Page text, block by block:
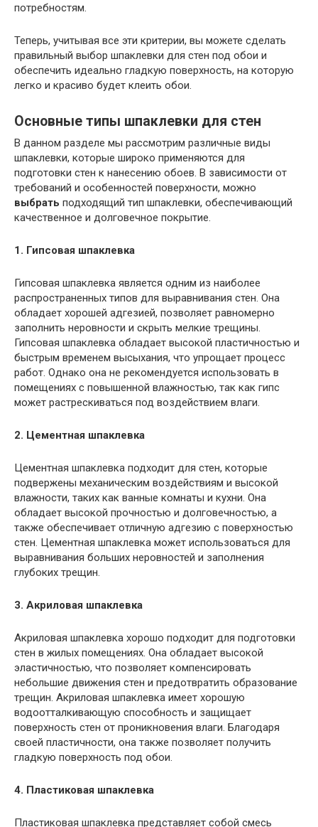
потребностям.
Теперь, учитывая все эти критерии, вы можете сделать
правильный выбор шпаклевки для стен под обои и
обеспечить идеально гладкую поверхность, на которую
легко и красиво будет клеить обои.
Основные типы шпаклевки для стен
В данном разделе мы рассмотрим различные виды
шпаклевки, которые широко применяются для
подготовки стен к нанесению обоев. В зависимости от
требований и особенностей поверхности, можно
выбрать подходящий тип шпаклевки, обеспечивающий
качественное и долговечное покрытие.
1. Гипсовая шпаклевка
Гипсовая шпаклевка является одним из наиболее
распространенных типов для выравнивания стен. Она
обладает хорошей адгезией, позволяет равномерно
заполнить неровности и скрыть мелкие трещины.
Гипсовая шпаклевка обладает высокой пластичностью и
быстрым временем высыхания, что упрощает процесс
работ. Однако она не рекомендуется использовать в
помещениях с повышенной влажностью, так как гипс
может растрескиваться под воздействием влаги.
2. Цементная шпаклевка
Цементная шпаклевка подходит для стен, которые
подвержены механическим воздействиям и высокой
влажности, таких как ванные комнаты и кухни. Она
обладает высокой прочностью и долговечностью, а
также обеспечивает отличную адгезию с поверхностью
стен. Цементная шпаклевка может использоваться для
выравнивания больших неровностей и заполнения
глубоких трещин.
3. Акриловая шпаклевка
Акриловая шпаклевка хорошо подходит для подготовки
стен в жилых помещениях. Она обладает высокой
эластичностью, что позволяет компенсировать
небольшие движения стен и предотвратить образование
трещин. Акриловая шпаклевка имеет хорошую
водоотталкивающую способность и защищает
поверхность стен от проникновения влаги. Благодаря
своей пластичности, она также позволяет получить
гладкую поверхность под обои.
4. Пластиковая шпаклевка
Пластиковая шпаклевка представляет собой смесь